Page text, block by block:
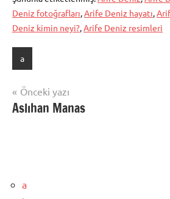
Deniz fotoğrafları,Arife Deniz hayatı,
Deniz kimin neyi?,Arife Deniz resimleri
a
Yazı
gezinmesi
Önceki yazı
Aslıhan Manas
a